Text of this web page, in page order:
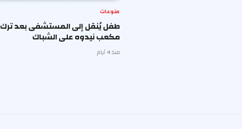
منوعات
طفل يُنقل إلى المستشفى بعد ترك
مكعب نيدوه على الشباك
منذ 4 أيام